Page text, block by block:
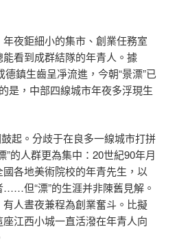
夜鉅細小的集市、創業任務室
看到成群結隊的年青人。據
鎮生齒呈凈流進，今朝“景漂”已
是，中部四線城市年夜多浮現生
起。分歧于在良多一線城市打拼
”的人群更為集中：20世紀90年月
各地美術院校的年青先生，以
但“漂”的生涯并非陳舊見解。
人晝夜兼程為創業奮斗。比擬
江西小城一直活潑在年青人向